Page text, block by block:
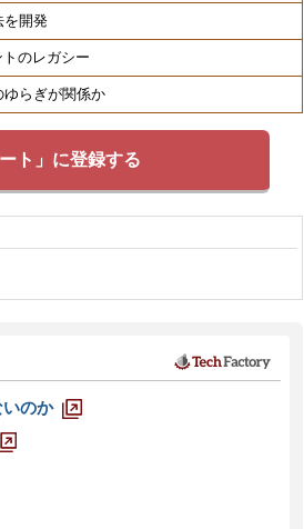
を開発
のレガシー
らぎが関係か
ト」に登録する
のか